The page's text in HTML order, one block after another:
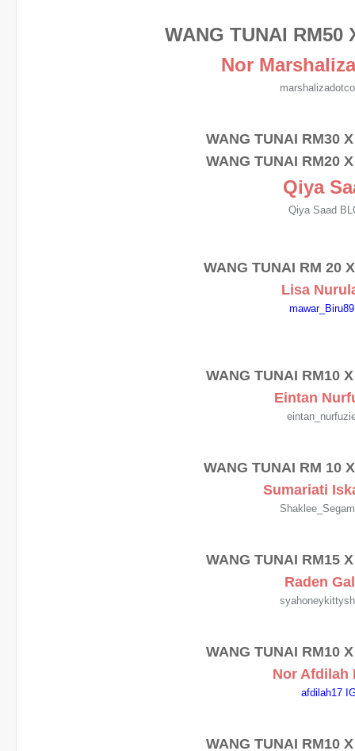
WANG TUNAI RM50
Nor
WANG TUNAI RM30
WANG TUNAI RM20
Qiya
Qiya Saad
WANG TUNAI RM 20
Lisa
WANG TUNAI RM10
Eintan
WANG TUNAI RM 10
Sumariati
WANG TUNAI RM15
Raden
WANG TUNAI RM10
Nor Afdilah
afdilah17
WANG TUNAI RM10